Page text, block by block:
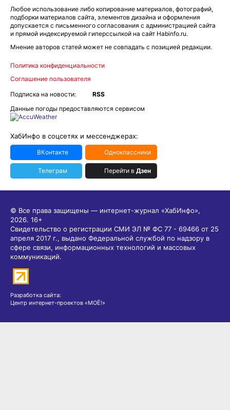
Любое использование либо копирование материалов, фотографий,
подборки материалов сайта, элементов дизайна и оформления
допускается с письменного согласования с администрацией сайта
и прямой индексируемой гиперссылкой на сайт Habinfo.ru.
Мнение авторов статей может не совпадать с позицией редакции.
Политика конфиденциальности
Соглашение пользователя
Подписка на новости:
RSS
Данные погоды предоставляются сервисом
ХабИнфо в соцсетях и мессенджерах:
ВКонтакте Одноклассники
Телеграм Перейти в Дзен
© Все права защищены — интернет-журнал «ХабИнфо»,
2026. 16+
Свидетельство о регистрации СМИ ЭЛ № ФС 77 - 69466 от 25
апреля 2017 г., выдано Федеральной службой по надзору в
сфере связи, информационных технологий и массовых
коммуникаций.
Разработка сайта:
Центр интернет-проектов «МОЁ!»